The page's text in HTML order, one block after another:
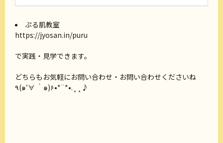
ぷる肌教室
https://jyosan.in/puru
で実践・見学できます。
どちらもお気軽にお問い合わせ・お問い合わせくださいね
٩(๑′∀ ‵๑)۶•*¨*•.¸¸♪